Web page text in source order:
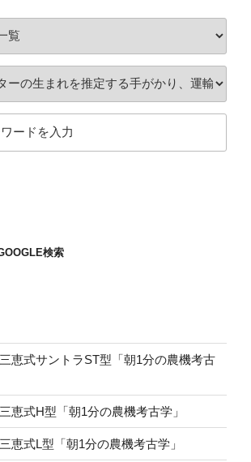
検索
恵式サントラST型「朝1分の農機考古
恵式H型「朝1分の農機考古学」
恵式L型「朝1分の農機考古学」